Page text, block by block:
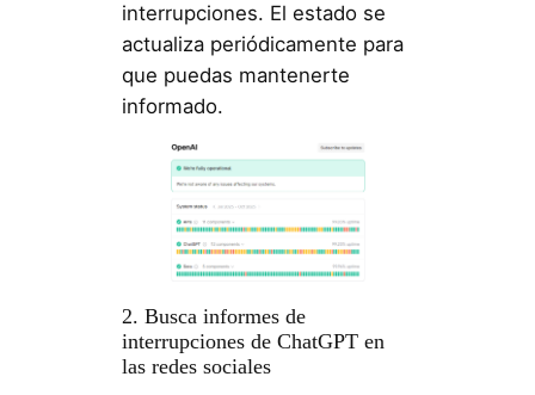
interrupciones. El estado se
actualiza periódicamente para
que puedas mantenerte
informado.
2. Busca informes de
interrupciones de ChatGPT en
las redes sociales